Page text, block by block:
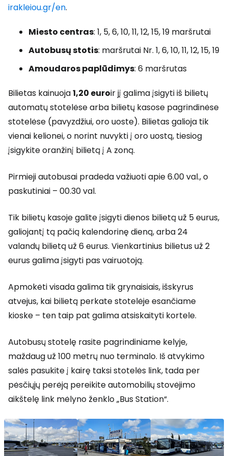
irakleiou.gr/en.
Miesto centras: 1, 5, 6, 10, 11, 12, 15, 19 maršrutai
Autobusų stotis: maršrutai Nr. 1, 6, 10, 11, 12, 15, 19
Amoudaros paplūdimys: 6 maršrutas
Bilietas kainuoja1,20 euroir jį galima įsigyti iš bilietų
automatų stotelėse arba bilietų kasose pagrindinėse
stotelėse (pavyzdžiui, oro uoste). Bilietas galioja tik
vienai kelionei, o norint nuvykti į oro uostą, tiesiog
įsigykite oranžinį bilietą į A zoną.
Pirmieji autobusai pradeda važiuoti apie 6.00 val., o
paskutiniai – 00.30 val.
Tik bilietų kasoje galite įsigyti dienos bilietą už 5 eurus,
galiojantį tą pačią kalendorinę dieną, arba 24
valandų bilietą už 6 eurus. Vienkartinius bilietus už 2
eurus galima įsigyti pas vairuotoją.
Apmokėti visada galima tik grynaisiais, išskyrus
atvejus, kai bilietą perkate stotelėje esančiame
kioske – ten taip pat galima atsiskaityti kortele.
Autobusų stotelę rasite pagrindiniame kelyje,
maždaug už 100 metrų nuo terminalo. Iš atvykimo
salės pasukite į kairę taksi stotelės link, tada per
pėsčiųjų perėją pereikite automobilių stovėjimo
aikštelę link mėlyno ženklo „Bus Station“.